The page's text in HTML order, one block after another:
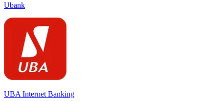
Ubank
UBA Internet Banking